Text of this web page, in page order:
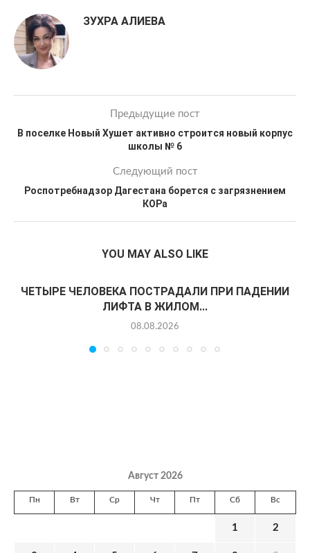
ЗУХРА АЛИЕВА
Предыдущие пост
В поселке Новый Хушет активно строится новый корпус
школы № 6
Следующий пост
Роспотребнадзор Дагестана борется с загрязнением
КОРа
YOU MAY ALSO LIKE
ЧЕТЫРЕ ЧЕЛОВЕКА ПОСТРАДАЛИ ПРИ ПАДЕНИИ
ЛИФТА В ЖИЛОМ...
08.08.2026
Август 2026
Пн Вт Ср Чт Пт Сб Вс
1 2